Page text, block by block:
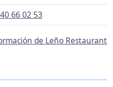
66 02 53
de Leño Restaurant